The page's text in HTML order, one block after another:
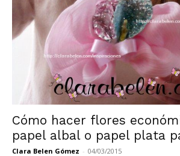
Cómo hacer flores
papel albal o papel plata
Clara Belen Gómez - 04/03/2015